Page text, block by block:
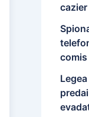
cazier